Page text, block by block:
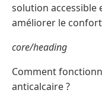
solution
améliorer le
core/heading
Comment
anticalcaire ?